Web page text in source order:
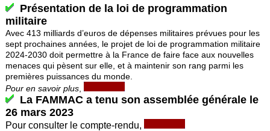
Présentation de la loi de programmation
militaire
Avec 413 milliards d’euros de dépenses militaires prévues pour les
sept prochaines années, le projet de loi de programmation militaire
2024-2030 doit permettre à la France de faire face aux nouvelles
menaces qui pèsent sur elle, et à maintenir son rang parmi les
premières puissances du monde.
Pour en savoir plus ,
La FAMMAC a tenu son assemblée générale le
26 mars 2023
Pour consulter le compte-rendu,